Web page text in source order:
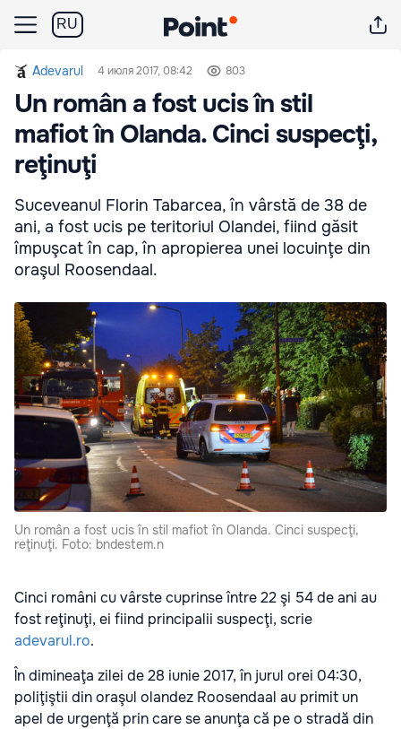
RU
Adevarul 4 июля 2017, 08:42 803
Un român a fost ucis în stil
mafiot în Olanda. Cinci suspecţi,
reţinuţi
Suceveanul Florin Tabarcea, în vârstă de 38 de
ani, a fost ucis pe teritoriul Olandei, fiind găsit
împuşcat în cap, în apropierea unei locuinţe din
oraşul Roosendaal.
Un român a fost ucis în stil mafiot în Olanda. Cinci suspecţi,
reţinuţi. Foto: bndestem.n
Cinci români cu vârste cuprinse între 22 şi 54 de ani au
fost reţinuţi, ei fiind principalii suspecţi, scrie
adevarul.ro.
În dimineaţa zilei de 28 iunie 2017, în jurul orei 04:30,
poliţiştii din oraşul olandez Roosendaal au primit un
apel de urgenţă prin care se anunţa că pe o stradă din